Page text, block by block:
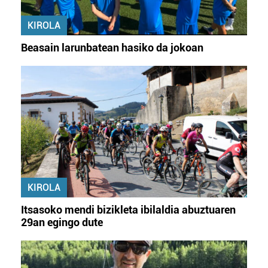
fitxategiak erabiltzen ditu. Zure esperientzia eta
zerbitzuak hobetzeko asmoz, cookie teknologiaz
erabiltzeko baimen esplizitua ematen diguzu.
irakurri
KIROLA
Beasain larunbatean hasiko da jokoan
KIROLA
Itsasoko mendi bizikleta ibilaldia abuztuaren
29an egingo dute